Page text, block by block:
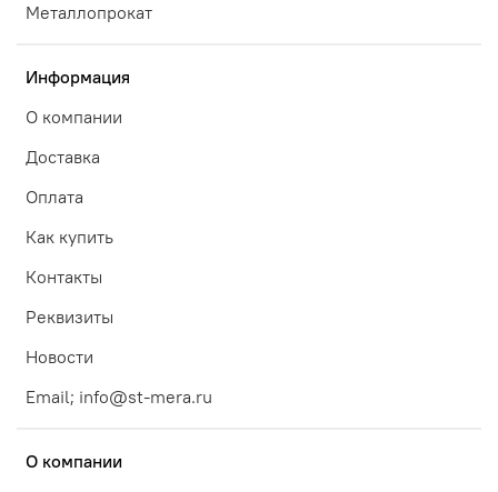
Металлопрокат
Информация
О компании
Доставка
Оплата
Как купить
Контакты
Реквизиты
Новости
Email; info@st-mera.ru
О компании